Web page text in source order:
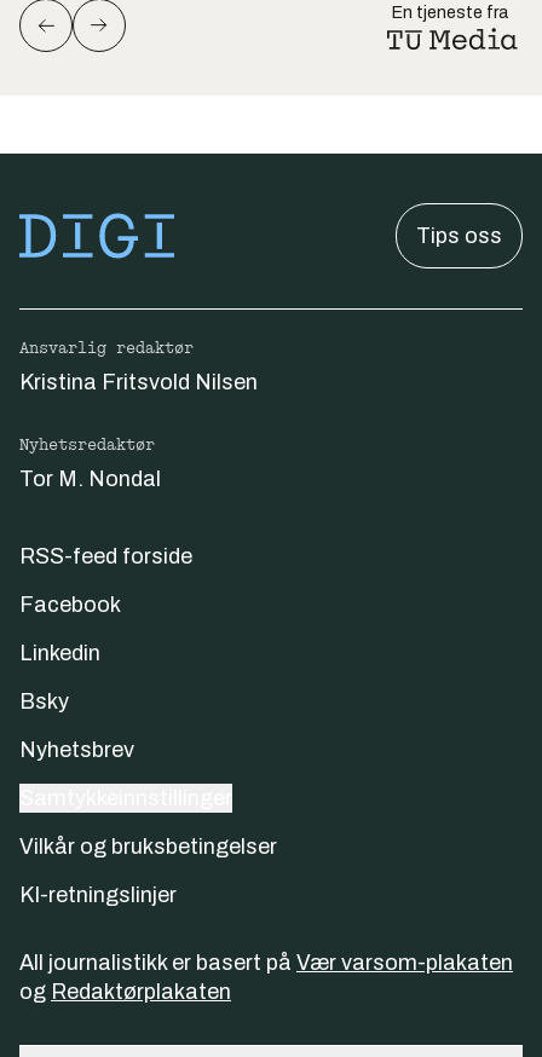
En tjeneste fra
Tips oss
Ansvarlig redaktør
Kristina Fritsvold Nilsen
Nyhetsredaktør
Tor M. Nondal
RSS-feed forside
Facebook
Linkedin
Bsky
Nyhetsbrev
Vilkår og bruksbetingelser
KI-retningslinjer
All journalistikk er basert på Vær varsom-plakaten
og Redaktørplakaten